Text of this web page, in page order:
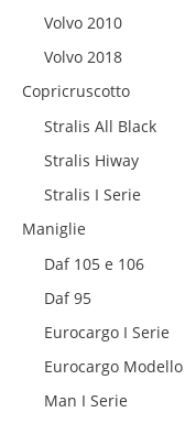
Volvo 2010
Volvo 2018
Copricruscotto
Stralis All Black
Stralis Hiway
Stralis I Serie
Maniglie
Daf 105 e 106
Daf 95
Eurocargo I Serie
Eurocargo
Man I Serie